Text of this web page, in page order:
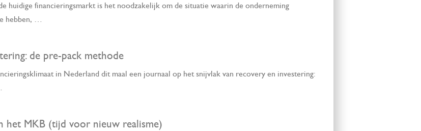
huidige financieringsmarkt is het noodzakelijk om de situatie waarin de onderneming
hebben, …
de pre-pack methode
in Nederland dit maal een journaal op het snijvlak van recovery en investering:
het MKB (tijd voor nieuw realisme)